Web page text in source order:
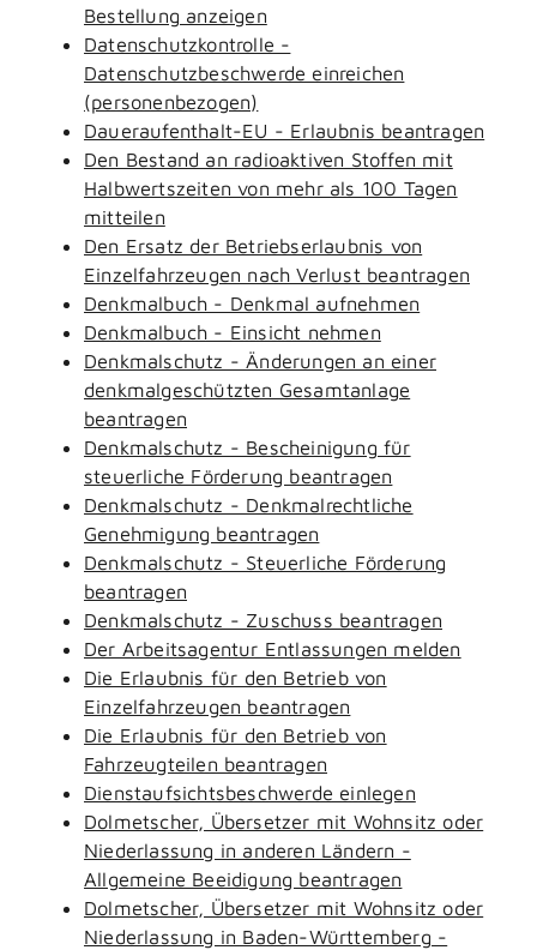
Bestellung anzeigen
Datenschutzkontrolle -
Datenschutzbeschwerde einreichen
(personenbezogen)
Daueraufenthalt-EU - Erlaubnis beantragen
Den Bestand an radioaktiven Stoffen mit
Halbwertszeiten von mehr als 100 Tagen
mitteilen
Den Ersatz der Betriebserlaubnis von
Einzelfahrzeugen nach Verlust beantragen
Denkmalbuch - Denkmal aufnehmen
Denkmalbuch - Einsicht nehmen
Denkmalschutz - Änderungen an einer
denkmalgeschützten Gesamtanlage
beantragen
Denkmalschutz - Bescheinigung für
steuerliche Förderung beantragen
Denkmalschutz - Denkmalrechtliche
Genehmigung beantragen
Denkmalschutz - Steuerliche Förderung
beantragen
Denkmalschutz - Zuschuss beantragen
Der Arbeitsagentur Entlassungen melden
Die Erlaubnis für den Betrieb von
Einzelfahrzeugen beantragen
Die Erlaubnis für den Betrieb von
Fahrzeugteilen beantragen
Dienstaufsichtsbeschwerde einlegen
Dolmetscher, Übersetzer mit Wohnsitz oder
Niederlassung in anderen Ländern -
Allgemeine Beeidigung beantragen
Dolmetscher, Übersetzer mit Wohnsitz oder
Niederlassung in Baden-Württemberg -